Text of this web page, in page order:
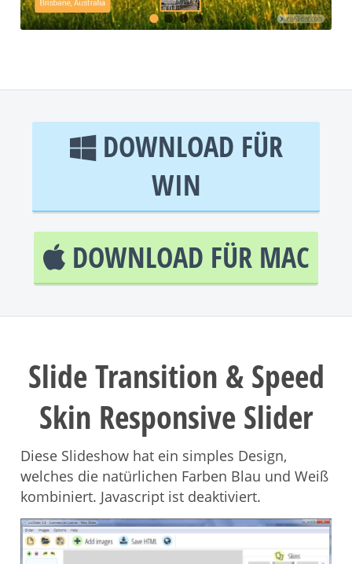
DOWNLOAD FÜR
WIN
DOWNLOAD FÜR MAC
Slide Transition & Speed
Skin Responsive Slider
Diese Slideshow hat ein simples Design,
welches die natürlichen Farben Blau und Weiß
kombiniert. Javascript ist deaktiviert.